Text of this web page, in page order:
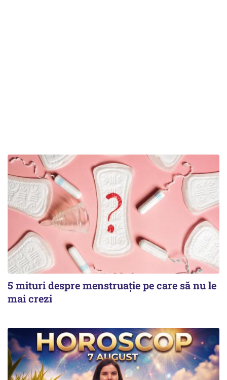
5 mituri despre menstruație pe care să nu le
mai crezi